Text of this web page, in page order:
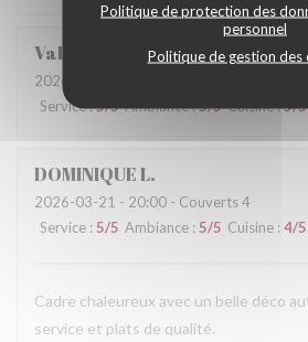
Politique de protection des
personnel
Politique de gestion des
Valéry
2026-03-23
Service:5/5 Ambiance:5/5 Cuisine:5/5
DOMINIQUEL
2026-03-21 - 20:00 - Couverts 4
Service : 5/5 Ambiance : 5/5 Cuisine : 4/5
Cadre chaleureux avec un belle déco
service et plats de qualité.